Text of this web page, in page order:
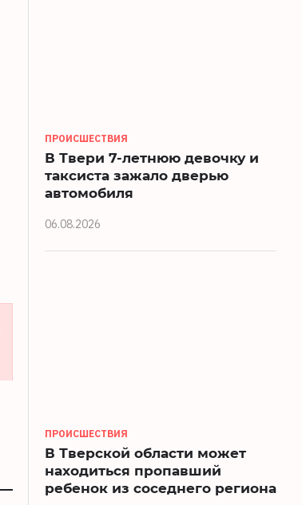
ПРОИСШЕСТВИЯ
В Твери 7-летнюю девочку и
таксиста зажало дверью
автомобиля
06.08.2026
ПРОИСШЕСТВИЯ
В Тверской области может
находиться пропавший
ребенок из соседнего региона